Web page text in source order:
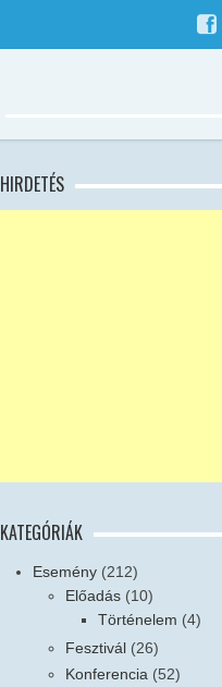
HIRDETÉS
KATEGÓRIÁK
Esemény (212)
Előadás (10)
Történelem (4)
Fesztivál (26)
Konferencia (52)